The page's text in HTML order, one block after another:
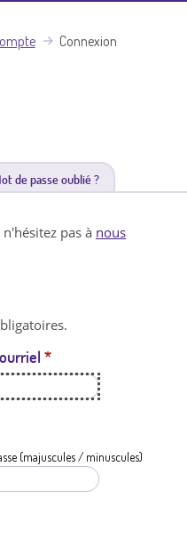
Connexion
de passe oublié ?
pas à nous
*
(majuscules / minuscules)